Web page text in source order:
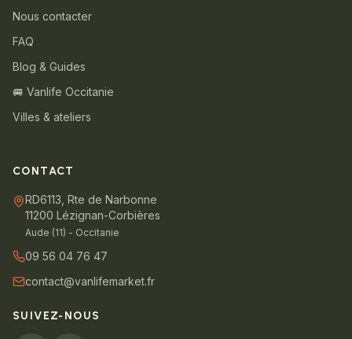
Nous contacter
FAQ
Blog & Guides
🚐 Vanlife Occitanie
Villes & ateliers
CONTACT
RD6113, Rte de Narbonne
11200 Lézignan-Corbières
Aude (11) - Occitanie
09 56 04 76 47
contact@vanlifemarket.fr
SUIVEZ-NOUS